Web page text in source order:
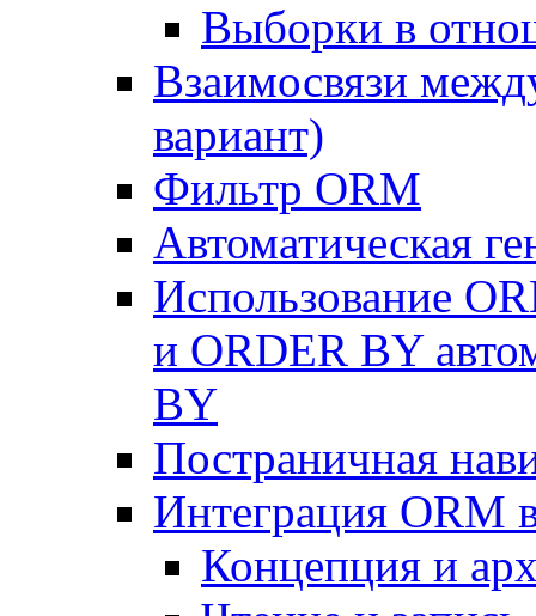
Выборки в
Взаимосвязи
вариант)
Фильтр ORM
Автоматическая
Использование
и ORDER BY
BY
Постраничная
Интеграция ORM
Концепция и